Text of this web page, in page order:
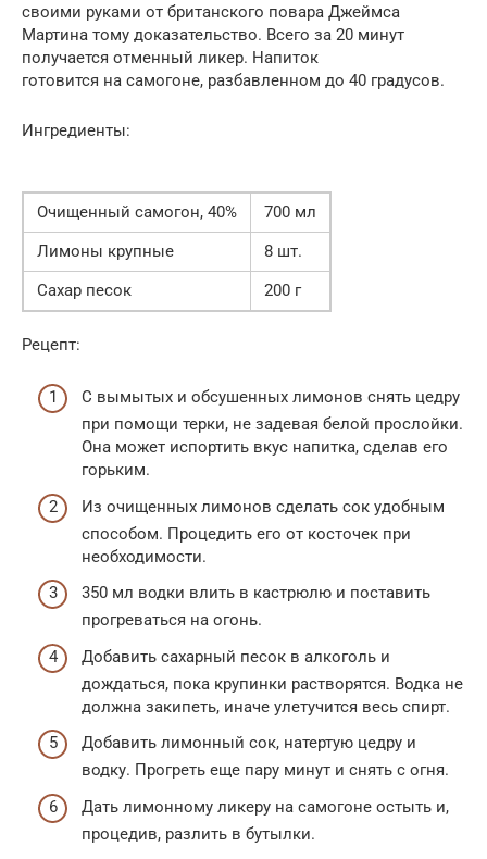
своими руками от британского повара Джеймса
Мартина тому доказательство. Всего за 20 минут
получается отменный ликер. Напиток
готовится на самогоне, разбавленном до 40 градусов.
Ингредиенты:
Очищенный самогон, 40%
700 мл
Лимоны крупные
8 шт.
Сахар песок
200 г
Рецепт:
С вымытых и обсушенных лимонов снять цедру
при помощи терки, не задевая белой прослойки.
Она может испортить вкус напитка, сделав его
горьким.
Из очищенных лимонов сделать сок удобным
способом. Процедить его от косточек при
необходимости.
350 мл водки влить в кастрюлю и поставить
прогреваться на огонь.
Добавить сахарный песок в алкоголь и
дождаться, пока крупинки растворятся. Водка не
должна закипеть, иначе улетучится весь спирт.
Добавить лимонный сок, натертую цедру и
водку. Прогреть еще пару минут и снять с огня.
Дать лимонному ликеру на самогоне остыть и,
процедив, разлить в бутылки.